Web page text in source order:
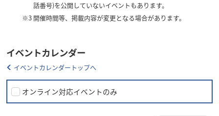
話番号)を公開していないイベントもあります。
※3 開催時間等、掲載内容が変更となる場合があります。
イベントカレンダー
イベントカレンダートップへ
オンライン対応イベントのみ